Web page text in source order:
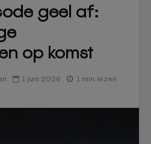
geel af:
op komst
1 juni 2026 1 min. lezen